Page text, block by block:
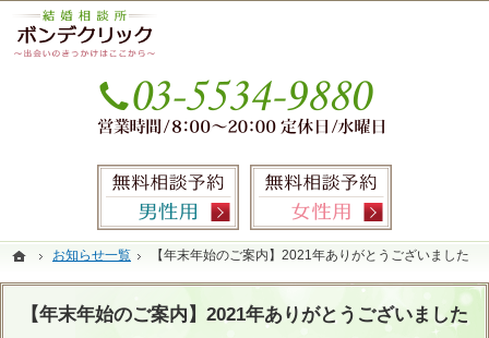
ホーム
お知らせ一覧 【年末年始のご案内】2021年ありがとうございました
【年末年始のご案内】2021年ありがとうございました
本気の婚活を応援します。銀座・有楽町の結婚相談所なら当相談所へ。
銀座・有楽町の婚活なら圧倒的なサポート力のIBJ加盟結婚相談所ボンデクリック
無料相談予約男性用
ホーム
お知らせ一覧 【年末年始のご案内】2021年ありがとうございました